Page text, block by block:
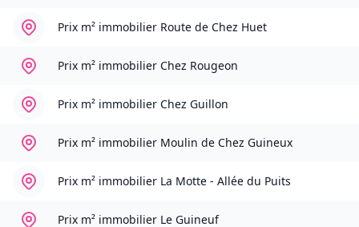
Prix m² immobilier Route de Chez Huet
Prix m² immobilier Chez Rougeon
Prix m² immobilier Chez Guillon
Prix m² immobilier Moulin de Chez Guineux
Prix m² immobilier La Motte - Allée du Puits
Prix m² immobilier Le Guineuf